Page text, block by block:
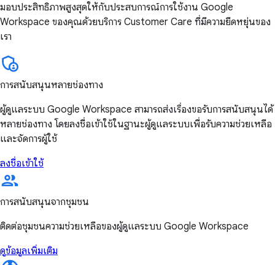
มอบประสิทธิภาพสูงสุดให้กับประสบการณ์การใช้งาน Google
Workspace ของคุณด้วยบริการ Customer Care ที่มีความยืดหยุ่นของ
เรา
การสนับสนุนหลายช่องทาง
ผู้ดูแลระบบ Google Workspace สามารถส่งเรื่องขอรับการสนับสนุนได้
หลายช่องทาง โดยลงชื่อเข้าใช้ในฐานะผู้ดูแลระบบเพื่อรับความช่วยเหลือ
และจัดการผู้ใช้
ลงชื่อเข้าใช้
การสนับสนุนจากชุมชน
ติดต่อชุมชนความช่วยเหลือของผู้ดูแลระบบ Google Workspace
ดูข้อมูลเพิ่มเติม